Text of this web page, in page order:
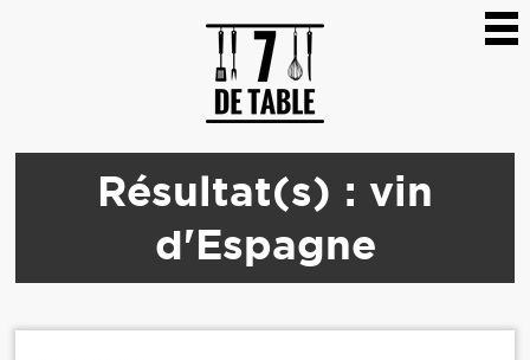
Résultat(s) : vin
d'Espagne